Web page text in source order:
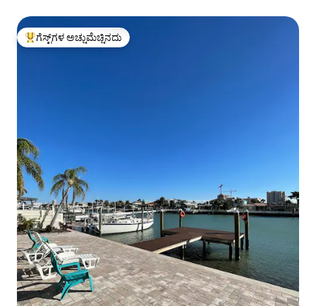
ಗೆಸ್ಟ್‌ಗಳಿಗೆ ಅತಿ ಹೆಚ್ಚು ಅಚ್ಚುಮೆಚ್ಚಿನದು
ಗೆಸ್ಟ್‌ಗಳ ಅಚ್ಚುಮೆಚ್ಚಿನದು